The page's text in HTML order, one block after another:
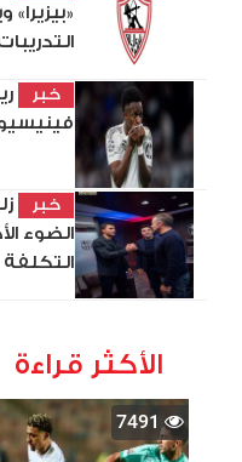
خبر
خبر
الضوء
التكلفة
الأكثر قراءة
7491